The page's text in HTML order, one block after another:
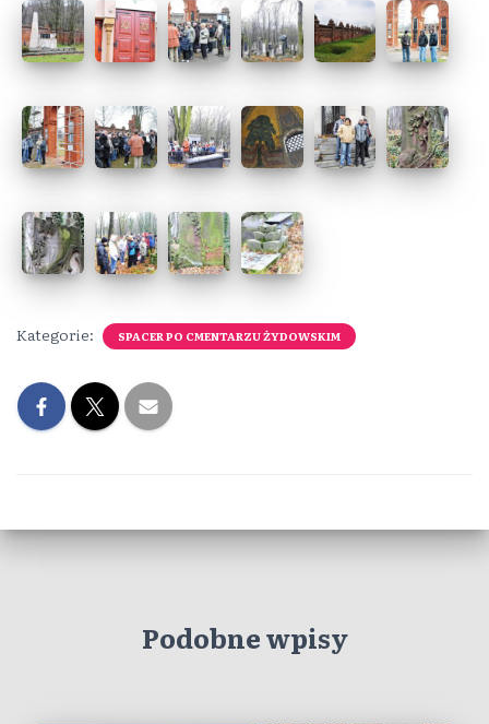
Kategorie: SPACER PO CMENTARZU ŻYDOWSKIM
Podobne wpisy